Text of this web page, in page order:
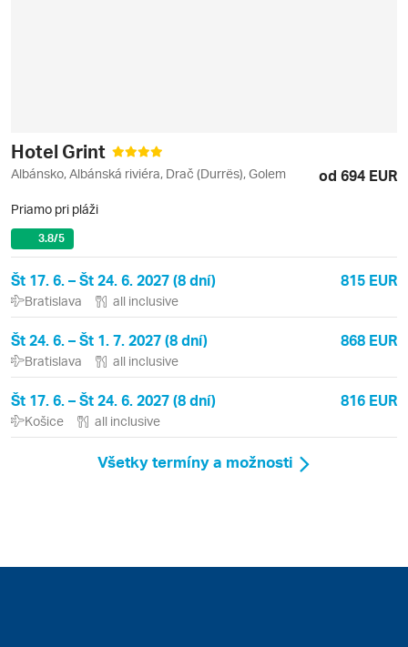
Hotel Grint
Albánsko, Albánská riviéra, Drač (Durrës), Golem od 694 EUR
Priamo pri pláži
3.8/5
Št 17. 6. – Št 24. 6. 2027 (8 dní) 815 EUR
Bratislava all inclusive
Št 24. 6. – Št 1. 7. 2027 (8 dní) 868 EUR
Bratislava all inclusive
Št 17. 6. – Št 24. 6. 2027 (8 dní) 816 EUR
Košice all inclusive
Všetky termíny a možnosti